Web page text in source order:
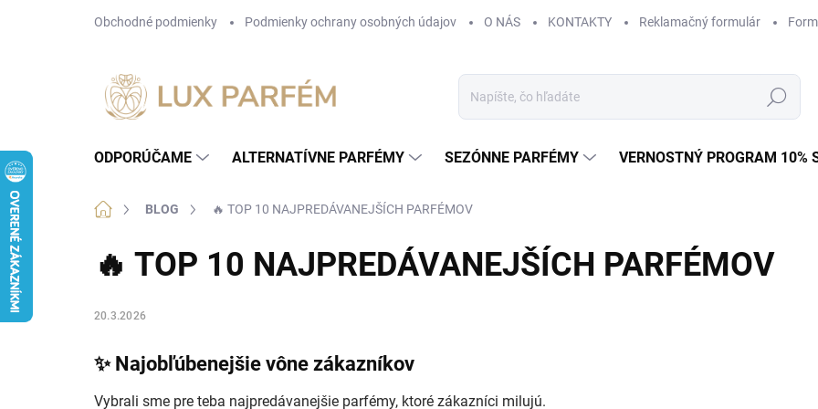
Obchodné podmienky Podmienky ochrany osobných údajov O NÁS KONTAKTY Reklamačný formulár
Hľadať
ODPORÚČAME ALTERNATÍVNE PARFÉMY SEZÓNNE PARFÉMY VERNOSTNÝ PROGRAM 10%
DomovBLOG 🔥 TOP 10 NAJPREDÁVANEJŠÍCH PARFÉMOV
🔥 TOP 10 NAJPREDÁVANEJŠÍCH PARFÉMOV
20.3.2026
✨ Najobľúbenejšie vône zákazníkov
Vybrali sme pre teba najpredávanejšie parfémy, ktoré zákazníci milujú.